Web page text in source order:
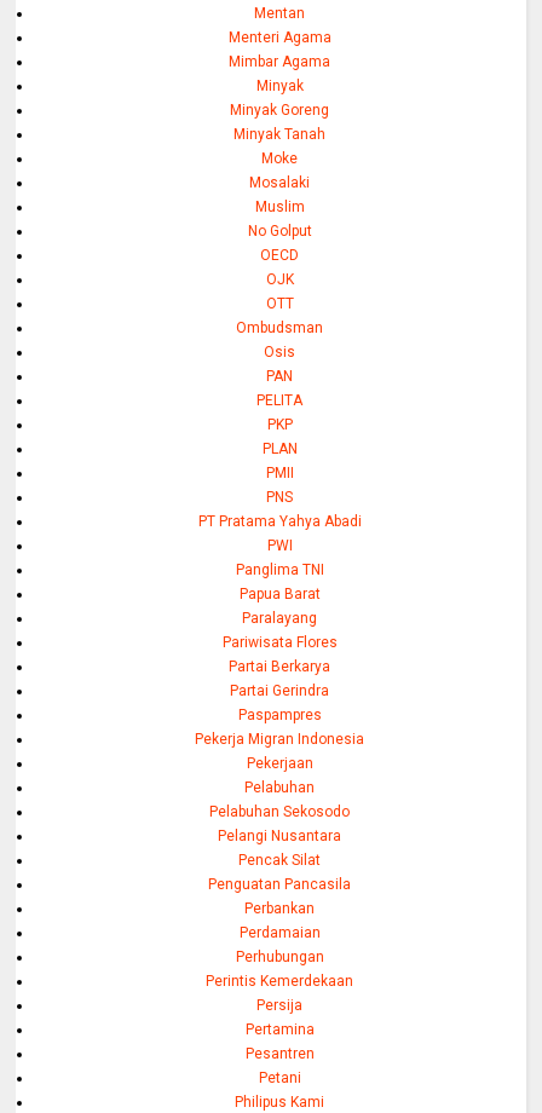
Mentan
Menteri Agama
Mimbar Agama
Minyak
Minyak Goreng
Minyak Tanah
Moke
Mosalaki
Muslim
No Golput
OECD
OJK
OTT
Ombudsman
Osis
PAN
PELITA
PKP
PLAN
PMII
PNS
PT Pratama Yahya Abadi
PWI
Panglima TNI
Papua Barat
Paralayang
Pariwisata Flores
Partai Berkarya
Partai Gerindra
Paspampres
Pekerja Migran Indonesia
Pekerjaan
Pelabuhan
Pelabuhan Sekosodo
Pelangi Nusantara
Pencak Silat
Penguatan Pancasila
Perbankan
Perdamaian
Perhubungan
Perintis Kemerdekaan
Persija
Pertamina
Pesantren
Petani
Philipus Kami